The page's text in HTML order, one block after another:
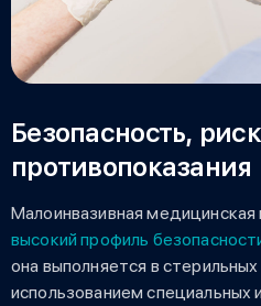
Безопасность,
противопоказания
Малоинвазивная
высокий профиль
она выполняется в стерильных
использованием